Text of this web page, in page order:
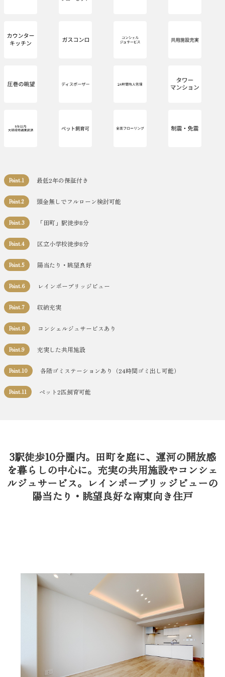
Point.1 最低2年の保証付き
Point.2 頭金無しでフルローン検討可能
Point.3 「田町」駅徒歩8分
Point.4 区立小学校徒歩8分
Point.5 陽当たり・眺望良好
Point.6 レインボーブリッジビュー
Point.7 収納充実
Point.8 コンシェルジュサービスあり
Point.9 充実した共用施設
Point.10 各階ゴミステーションあり（24時間ゴミ出し可能）
Point.11 ペット2匹飼育可能
3駅徒歩10分圏内。田町を庭に、運河の開放感
を暮らしの中心に。充実の共用施設やコンシェ
ルジュサービス。レインボーブリッジビューの
陽当たり・眺望良好な南東向き住戸